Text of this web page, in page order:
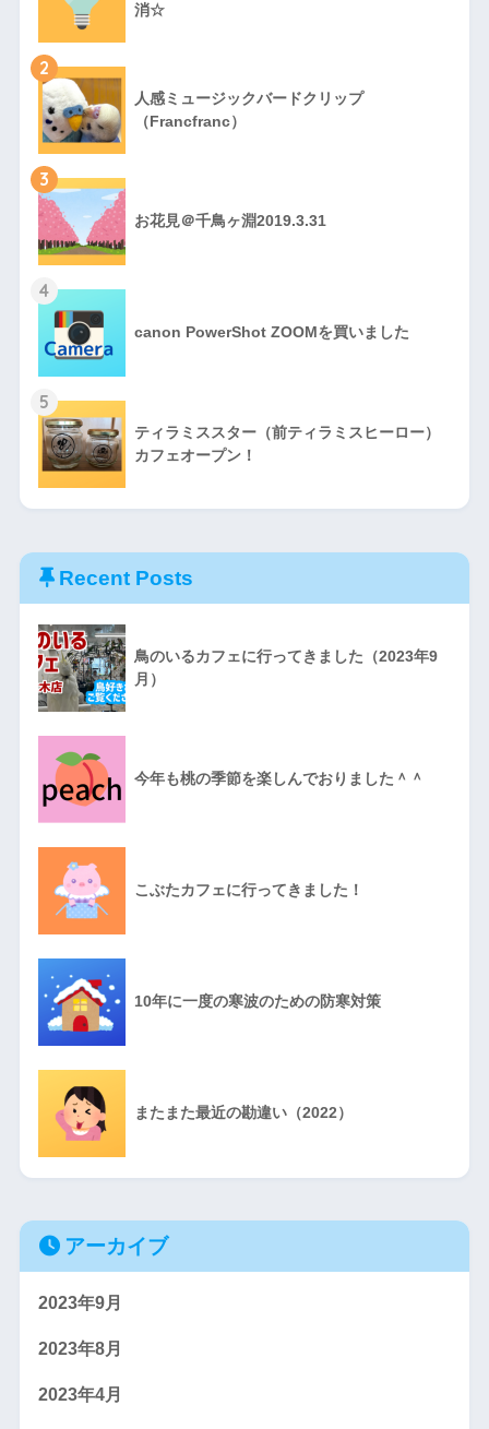
消☆
2
人感ミュージックバードクリップ
（Francfranc）
3
お花見＠千鳥ヶ淵2019.3.31
4
canon PowerShot ZOOMを買いました
5
ティラミススター（前ティラミスヒーロー）
カフェオープン！
Recent Posts
鳥のいるカフェに行ってきました（2023年9
月）
今年も桃の季節を楽しんでおりました＾＾
こぶたカフェに行ってきました！
10年に一度の寒波のための防寒対策
またまた最近の勘違い（2022）
アーカイブ
2023年9月
2023年8月
2023年4月